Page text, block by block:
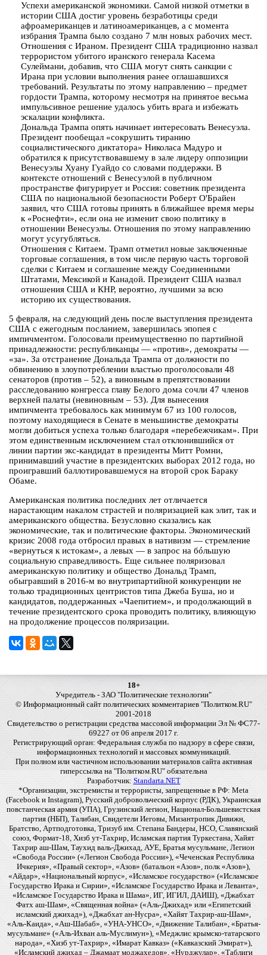
Успехи американской экономики. Самой низкой отметки в
истории США достиг уровень безработицы среди
афроамериканцев и латиноамериканцев, а с момента
избрания Трампа было создано 7 млн новых рабочих мест.
Отношения с Ираном. Президент США традиционно назвал
террористом убитого иранского генерала Касема
Сулеймани, добавив, что США могут снять санкции с
Ирана при условии выполнения ранее оглашавшихся
требований. Результаты по этому направлению – предмет
гордости Трампа, которому несмотря на принятое весьма
импульсивное решение удалось убить врага и избежать
эскалации конфликта.
Дональда Трампа опять начинает интересовать Венесуэла.
Президент пообещал «сокрушить тиранию
социалистического диктатора» Николаса Мадуро и
обратился к присутствовавшему в зале лидеру оппозиции
Венесуэлы Хуану Гуайдо со словами поддержки. В
контексте отношений с Венесуэлой в публичном
пространстве фигурирует и Россия: советник президента
США по национальной безопасности Роберт О'Брайен
заявил, что США готовы принять в ближайшее время меры
к «Роснефти», если она не изменит свою политику в
отношении Венесуэлы. Отношения по этому направлению
могут усугубляться.
Отношения с Китаем. Трамп отметил новые заключенные
торговые соглашения, в том числе первую часть торговой
сделки с Китаем и соглашение между Соединенными
Штатами, Мексикой и Канадой. Президент США назвал
отношения США и КНР, вероятно, лучшими за всю
историю их существования.
5 февраля, на следующий день после выступления президента
США с ежегодным посланием, завершилась эпопея с
импичментом. Голосовали преимущественно по партийной
принадлежности: республиканцы — «против», демократы —
«за». За отстранение Дональда Трампа от должности по
обвинению в злоупотреблении властью проголосовали 48
сенаторов (против – 52), а виновным в препятствовании
расследованию конгресса главу Белого дома сочли 47 членов
верхней палаты (невиновным – 53). Для вынесения
импичмента требовалось как минимум 67 из 100 голосов,
поэтому находящиеся в Сенате в меньшинстве демократы
могли добиться успеха только благодаря «перебежчикам». При
этом единственным исключением стал отклонившийся от
линии партии экс-кандидат в президенты Митт Ромни,
принимавший участие в президентских выборах 2012 года, но
проигравший баллотировавшемуся на второй срок Бараку
Обаме.
Американская политика последних лет отличается
нарастающим накалом страстей и поляризацией как элит, так и
американского общества. Безусловно сказались как
экономические, так и политические факторы. Экономический
кризис 2008 года отбросил правых в нативизм — стремление
«вернуться к истокам», а левых — в запрос на бóльшую
социальную справедливость. Еще сильнее поляризовал
американскую политику и общество Дональд Трамп,
обыгравший в 2016-м во внутрипартийной конкуренции не
только традиционных центристов типа Джеба Буша, но и
кандидатов, поддержанных «Чаепитием», и продолжающий в
течение президентского срока проводить политику, влияющую
на продолжение процессов поляризации.
18+
Учредитель - ЗАО "Политические технологии"
© Информационный сайт политических комментариев "Политком.RU"
2001-2018
Свидетельство о регистрации средства массовой информации Эл № ФС77-
69227 от 06 апреля 2017 г.
Регистрирующий орган: Федеральная служба по надзору в сфере связи,
информационных технологий и массовых коммуникаций.
При полном или частичном использовании материалов сайта активная
гиперссылка на "Политком.RU" обязательна
Разработчик: Standarta.NET
*Организации, экстремисты и террористы, запрещенные в РФ: Meta
(Facebook и Instagram), Русский добровольческий корпус (РДК), Украинская
повстанческая армия (УПА), Грузинский легион, Национал-Большевистская
партия (НБП), Талибан, Свидетели Иеговы, Мизантропик Дивижн,
Братство, Артподготовка, Тризуб им. Степана Бандеры, НСО, Славянский
союз, Формат-18, Хизб ут-Тахрир, Исламская партия Туркестана, Хайят
Тахрир аш-Шам, Таухид валь-Джихад, АУЕ, Братья мусульмане, Легион
«Свобода России» («Легион Свобода России»), «Чеченская Республика
Ичкерия», «Правый сектор», «Азов» (батальон «Азов», полк «Азов»),
«Айдар», «Национальный корпус», «Исламское государство» («Исламское
Государство Ирака и Сирии», «Исламское Государство Ирака и Леванта»,
«Исламское Государство Ирака и Шама», ИГ, ИГИЛ, ДАИШ), «Джабхат
Фатх аш-Шам», «Священная война» («Аль-Джихад» или «Египетский
исламский джихад»), «Джабхат ан-Нусра», «Хайят Тахрир-аш-Шам»,
«Аль-Каида», «Аш-Шабаб», «УНА-УНСО», «Движение Талибан», «Братья-
мусульмане» («Аль-Ихван аль-Муслимун»), «Меджлис крымско-татарского
народа», «Хизб ут-Тахрир», «Имарат Кавказ» («Кавказский Эмират»),
«Исламский джихад – Джамаат моджахедов», «Нурджулар», «Таблиги